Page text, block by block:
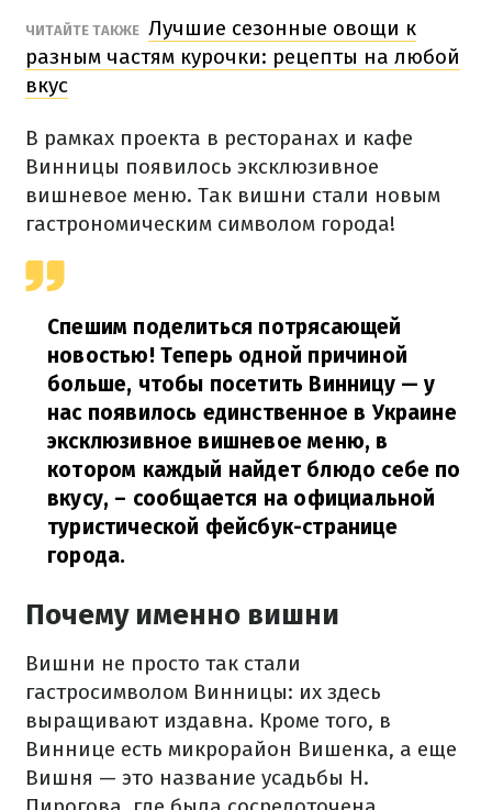
ЧИТАЙТЕ ТАКЖЕ Лучшие сезонные овощи к
разным частям курочки: рецепты на любой
вкус
В рамках проекта в ресторанах и кафе
Винницы появилось эксклюзивное
вишневое меню. Так вишни стали новым
гастрономическим символом города!
Спешим поделиться потрясающей
новостью! Теперь одной причиной
больше, чтобы посетить Винницу — у
нас появилось единственное в Украине
эксклюзивное вишневое меню, в
котором каждый найдет блюдо себе по
вкусу, – сообщается на официальной
туристической фейсбук-странице
города.
Почему именно вишни
Вишни не просто так стали
гастросимволом Винницы: их здесь
выращивают издавна. Кроме того, в
Виннице есть микрорайон Вишенка, а еще
Вишня — это название усадьбы Н.